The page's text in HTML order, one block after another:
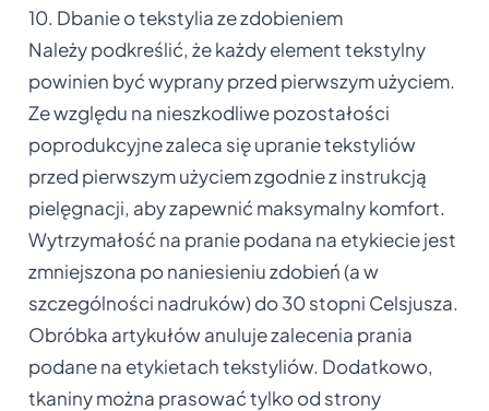
10. Dbanie o tekstylia ze zdobieniem
Należy podkreślić, że każdy element tekstylny
powinien być wyprany przed pierwszym użyciem.
Ze względu na nieszkodliwe pozostałości
poprodukcyjne zaleca się upranie tekstyliów
przed pierwszym użyciem zgodnie z instrukcją
pielęgnacji, aby zapewnić maksymalny komfort.
Wytrzymałość na pranie podana na etykiecie jest
zmniejszona po naniesieniu zdobień (a w
szczególności nadruków) do 30 stopni Celsjusza.
Obróbka artykułów anuluje zalecenia prania
podane na etykietach tekstyliów. Dodatkowo,
tkaniny można prasować tylko od strony